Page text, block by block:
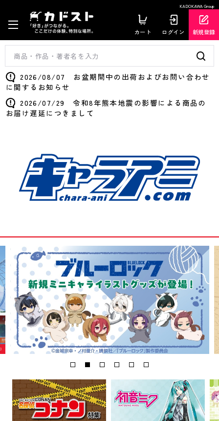
KADOKAWA Group
カート ログイン 新規登録
2026/08/07 お盆期間中の出荷およびお問い合わせ
に関するお知らせ
2026/07/29 令和8年熊本地震の影響による商品の
お届け遅延につきまして